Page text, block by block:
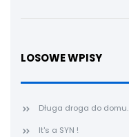
LOSOWE WPISY
Długa droga do domu.
It's a SYN !